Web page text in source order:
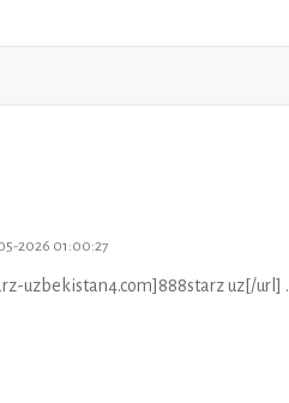
2026 01:00:27
uzbekistan4.com]888starz uz[/url] .